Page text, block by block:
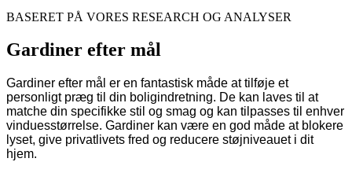
BASERET PÅ VORES RESEARCH OG ANALYSER
Gardiner efter mål
Gardiner efter mål er en fantastisk måde at tilføje et
personligt præg til din boligindretning. De kan laves til at
matche din specifikke stil og smag og kan tilpasses til enhver
vinduesstørrelse. Gardiner kan være en god måde at blokere
lyset, give privatlivets fred og reducere støjniveauet i dit
hjem.